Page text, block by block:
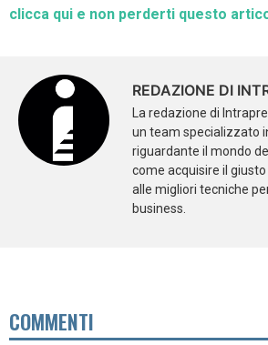
clicca qui e non perderti questo
REDAZIONE DI
La redazione di
un team specializzato
riguardante il mondo
come acquisire il
alle migliori tecniche
business.
COMMENTI